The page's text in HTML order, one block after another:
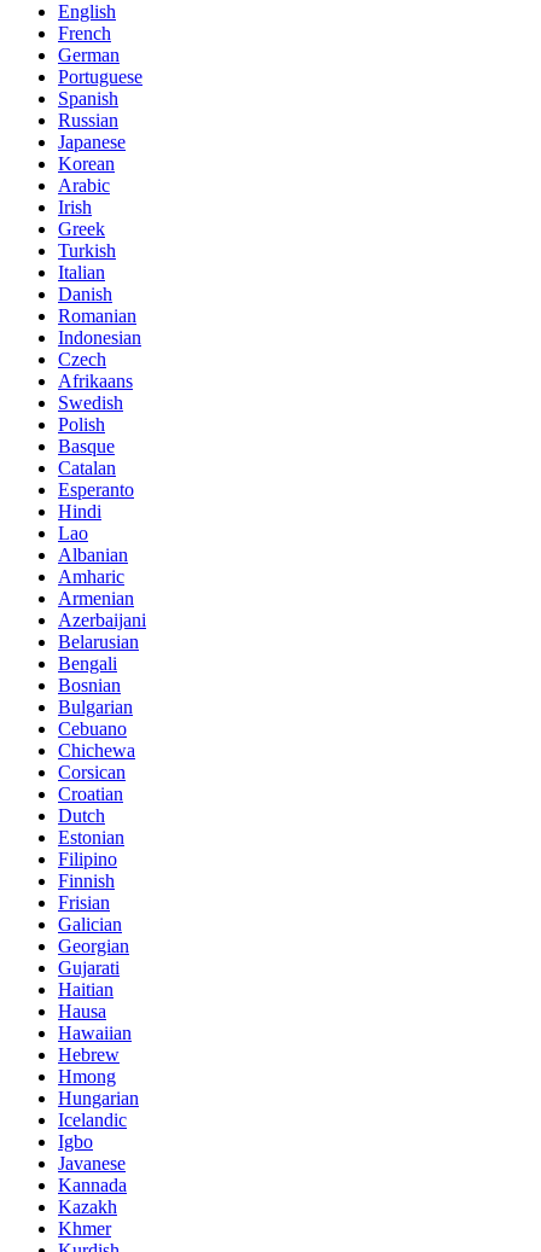
English
French
German
Portuguese
Spanish
Russian
Japanese
Korean
Arabic
Irish
Greek
Turkish
Italian
Danish
Romanian
Indonesian
Czech
Afrikaans
Swedish
Polish
Basque
Catalan
Esperanto
Hindi
Lao
Albanian
Amharic
Armenian
Azerbaijani
Belarusian
Bengali
Bosnian
Bulgarian
Cebuano
Chichewa
Corsican
Croatian
Dutch
Estonian
Filipino
Finnish
Frisian
Galician
Georgian
Gujarati
Haitian
Hausa
Hawaiian
Hebrew
Hmong
Hungarian
Icelandic
Igbo
Javanese
Kannada
Kazakh
Khmer